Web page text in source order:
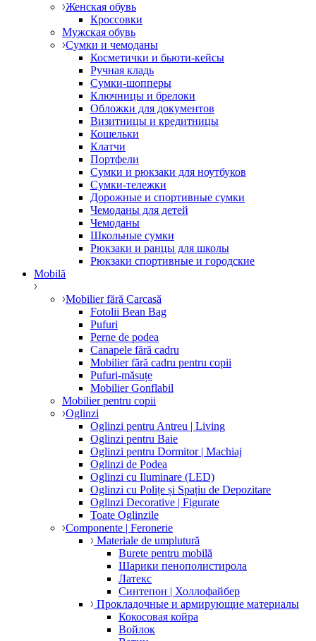
Женская обувь
Кроссовки
Мужская обувь
Сумки и чемоданы
Косметички и бьюти-кейсы
Ручная кладь
Сумки-шопперы
Ключницы и брелоки
Обложки для документов
Визитницы и кредитницы
Кошельки
Клатчи
Портфели
Сумки и рюкзаки для ноутбуков
Сумки-тележки
Дорожные и спортивные сумки
Чемоданы для детей
Чемоданы
Школьные сумки
Рюкзаки и ранцы для школы
Рюкзаки спортивные и городские
Mobilă
Mobilier fără Carcasă
Fotolii Bean Bag
Pufuri
Perne de podea
Canapele fără cadru
Mobilier fără cadru pentru copii
Pufuri-măsuțe
Mobilier Gonflabil
Mobilier pentru copii
Oglinzi
Oglinzi pentru Antreu | Living
Oglinzi pentru Baie
Oglinzi pentru Dormitor | Machiaj
Oglinzi de Podea
Oglinzi cu Iluminare (LED)
Oglinzi cu Polițe și Spațiu de Depozitare
Oglinzi Decorative | Figurate
Toate Oglinzile
Componente | Feronerie
Materiale de umplutură
Burete pentru mobilă
Шарики пенополистирола
Латекс
Синтепон | Холлофайбер
Прокладочные и армирующие материалы
Кокосовая койра
Войлок